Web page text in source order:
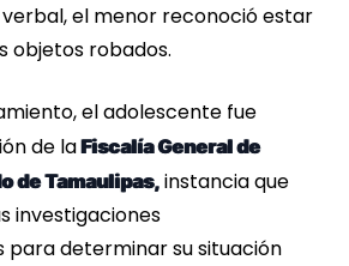
el menor reconoció estar
objetos robados.
el adolescente fue
de laFiscalía General de
de Tamaulipas, instancia que
investigaciones
determinar su situación